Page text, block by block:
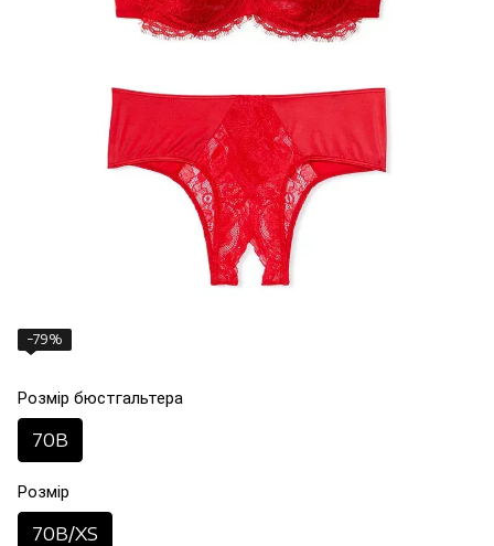
−79%
Розмір бюстгальтера
70B
Розмір
70B/XS